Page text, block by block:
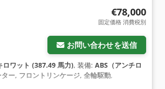
€78,000
固定価格 消費税別
お問い合わせを送信
ロワット (387.49 馬力), 装備: ABS（アンチロ
ー, フロントリンケージ, 全輪駆動,